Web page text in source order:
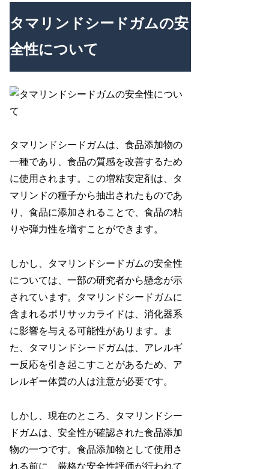
タマリンドシードガムの安
全性について
タマリンドシードガムは、食品添加物の
一種であり、食品の質感を改善するため
に使用されます。この増粘安定剤は、タ
マリンドの種子から抽出されたものであ
り、食品に添加されることで、食品の粘
りや弾力性を増すことができます。
しかし、タマリンドシードガムの安全性
については、一部の研究者から懸念が示
されています。タマリンドシードガムに
含まれるポリサッカライドは、消化器系
に影響を与える可能性があります。ま
た、タマリンドシードガムは、アレルギ
ー反応を引き起こすことがあるため、ア
レルギー体質の人は注意が必要です。
しかし、現在のところ、タマリンドシー
ドガムは、安全性が確認された食品添加
物の一つです。食品添加物として使用さ
れる前に、厳格な安全性評価が行われて